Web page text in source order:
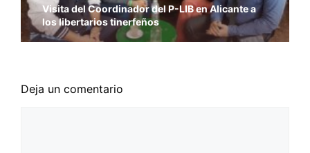
Visita del Coordinador del P-LIB en Alicante a
los libertarios tinerfeños
Deja un comentario